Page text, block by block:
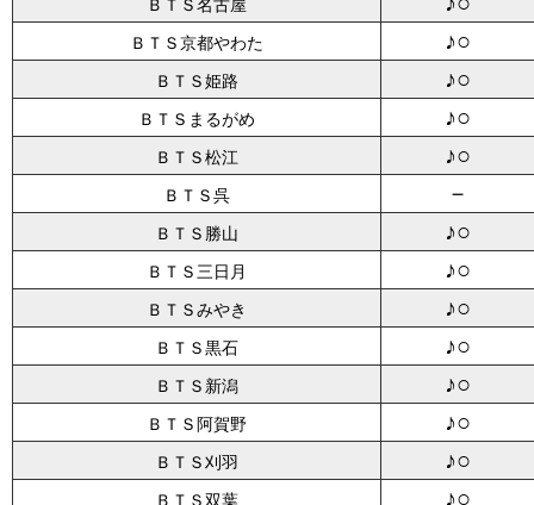
ＢＴＳ名古屋
ＢＴＳ京都やわた ♪○
ＢＴＳ姫路 ♪○
ＢＴＳまるがめ ♪○
ＢＴＳ松江 ♪○
ＢＴＳ呉 －
ＢＴＳ勝山 ♪○
ＢＴＳ三日月 ♪○
ＢＴＳみやき ♪○
ＢＴＳ黒石 ♪○
ＢＴＳ新潟 ♪○
ＢＴＳ阿賀野 ♪○
ＢＴＳ刈羽 ♪○
ＢＴＳ双葉 ♪○